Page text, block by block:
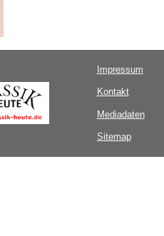
Impressum
Kontakt
Mediadaten
Sitemap